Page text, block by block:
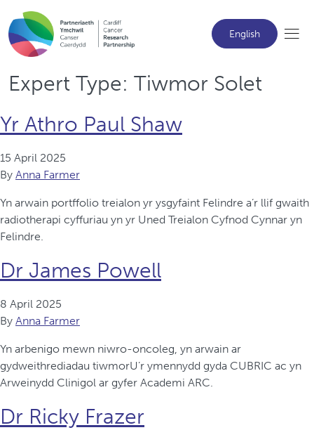
English
Expert Type: Tiwmor Solet
Yr Athro Paul Shaw
15 April 2025
By Anna Farmer
Yn arwain portffolio treialon yr ysgyfaint Felindre a’r llif gwaith
radiotherapi cyffuriau yn yr Uned Treialon Cyfnod Cynnar yn
Felindre.
Dr James Powell
8 April 2025
By Anna Farmer
Yn arbenigo mewn niwro-oncoleg, yn arwain ar
gydweithrediadau tiwmorU’r ymennydd gyda CUBRIC ac yn
Arweinydd Clinigol ar gyfer Academi ARC.
Dr Ricky Frazer